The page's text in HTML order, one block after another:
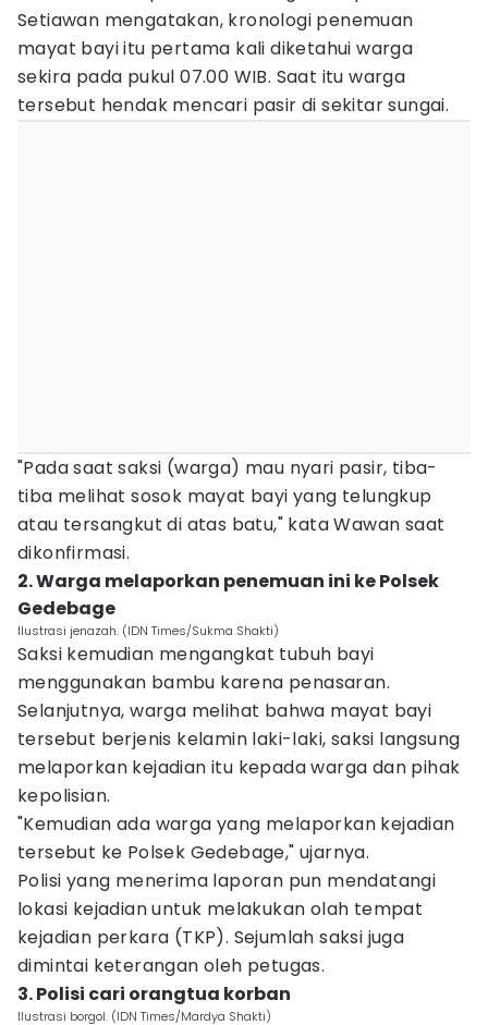
Setiawan mengatakan, kronologi penemuan
mayat bayi itu pertama kali diketahui warga
sekira pada pukul 07.00 WIB. Saat itu warga
tersebut hendak mencari pasir di sekitar sungai.
"Pada saat saksi (warga) mau nyari pasir, tiba-
tiba melihat sosok mayat bayi yang telungkup
atau tersangkut di atas batu," kata Wawan saat
dikonfirmasi.
2. Warga melaporkan penemuan ini ke Polsek
Gedebage
Ilustrasi jenazah. (IDN Times/Sukma Shakti)
Saksi kemudian mengangkat tubuh bayi
menggunakan bambu karena penasaran.
Selanjutnya, warga melihat bahwa mayat bayi
tersebut berjenis kelamin laki-laki, saksi langsung
melaporkan kejadian itu kepada warga dan pihak
kepolisian.
"Kemudian ada warga yang melaporkan kejadian
tersebut ke Polsek Gedebage," ujarnya.
Polisi yang menerima laporan pun mendatangi
lokasi kejadian untuk melakukan olah tempat
kejadian perkara (TKP). Sejumlah saksi juga
dimintai keterangan oleh petugas.
3. Polisi cari orangtua korban
Ilustrasi borgol. (IDN Times/Mardya Shakti)